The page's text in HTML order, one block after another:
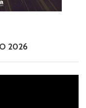
2026